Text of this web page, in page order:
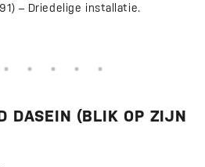
– Driedelige installatie.
DASEIN (BLIK OP ZIJN